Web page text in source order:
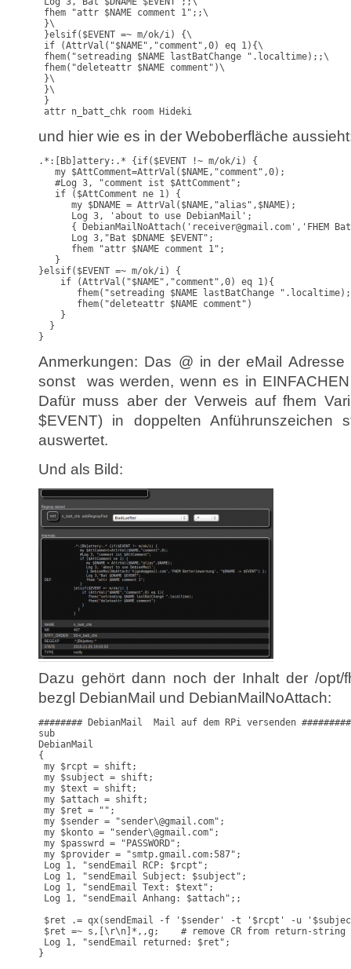
fhem "attr $NAME comment 1";;\
}\
}elsif($EVENT =~ m/ok/i) {\
if (AttrVal("$NAME","comment",0) eq 1){\
fhem("setreading $NAME lastBatChange ".localtime);;\
fhem("deleteattr $NAME comment")\
}\
}\
}
attr n_batt_chk room Hideki
und hier wie es in der Weboberfläche
.*:[Bb]attery:.* {if($EVENT !~ m/ok/i) {
   my $AttComment=AttrVal($NAME,"comment",0);
   #Log 3, "comment ist $AttComment";
   if ($AttComment ne 1) {
      my $DNAME = AttrVal($NAME,"alias",$NAME);
      Log 3, 'about to use DebianMail';
{ DebianMailNoAttach('receiver@gmail.com','FHEM
      Log 3,"Bat $DNAME $EVENT";
      fhem "attr $NAME comment 1";
   }
}elsif($EVENT =~ m/ok/i) {
    if (AttrVal("$NAME","comment",0) eq 1){
       fhem("setreading $NAME lastBatChange ".localtime);
       fhem("deleteattr $NAME comment")
    }
  }
}
Anmerkungen: Das @ in der eMail
sonst was werden, wenn es in
Dafür muss aber der Verweis auf fhem
$EVENT) in doppelten Anführunszeichen
auswertet.
Und als Bild:
Dazu gehört dann noch der Inhalt der /opt/
bezgl DebianMail und DebianMailNoAttach:
######## DebianMail  Mail auf dem RPi versenden
sub
DebianMail
{
my $rcpt = shift;
my $subject = shift;
my $text = shift;
my $attach = shift;
my $ret = "";
my $sender = "sender\@gmail.com";
my $konto = "sender\@gmail.com";
my $passwrd = "PASSWORD";
my $provider = "smtp.gmail.com:587";
Log 1, "sendEmail RCP: $rcpt";
Log 1, "sendEmail Subject: $subject";
Log 1, "sendEmail Text: $text";
Log 1, "sendEmail Anhang: $attach";;
$ret .= qx(sendEmail -f '$sender' -t '$rcpt' -u
$ret =~ s,[\r\n]*,,g;    # remove CR from return-string
Log 1, "sendEmail returned: $ret";
}